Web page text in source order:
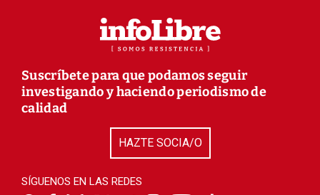
Suscríbete para que podamos seguir
investigando y haciendo periodismo de
calidad
HAZTE SOCIA/O
SÍGUENOS EN LAS REDES